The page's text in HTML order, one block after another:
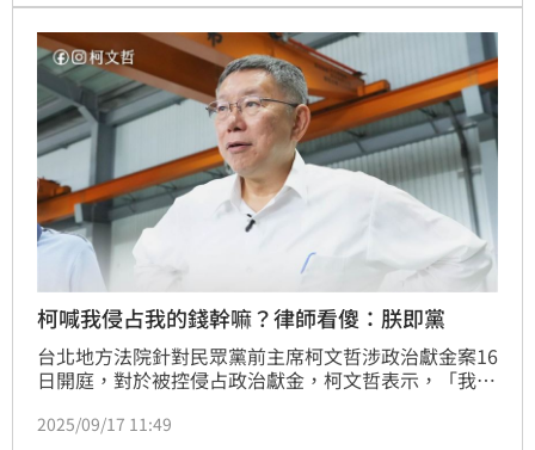
柯喊我侵占我的錢幹嘛？律師看傻：朕即黨
台北地方法院針對民眾黨前主席柯文哲涉政治獻金案16
日開庭，對於被控侵占政治獻金，柯文哲表示，「我有
用完繳回，就這樣而已啊。我就想不通檢察官為什麼要
2025/09/17 11:49